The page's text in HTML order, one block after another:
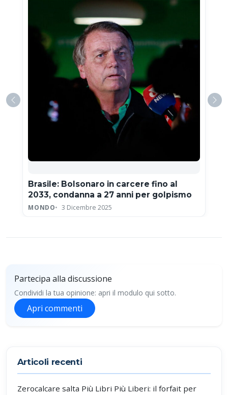
Brasile: Bolsonaro in carcere fino al
2033, condanna a 27 anni per golpismo
MONDO 3 Dicembre 2025
Partecipa alla discussione
Condividi la tua opinione: apri il modulo qui sotto.
Apri commenti
Articoli recenti
Zerocalcare salta Più Libri Più Liberi: il forfait per